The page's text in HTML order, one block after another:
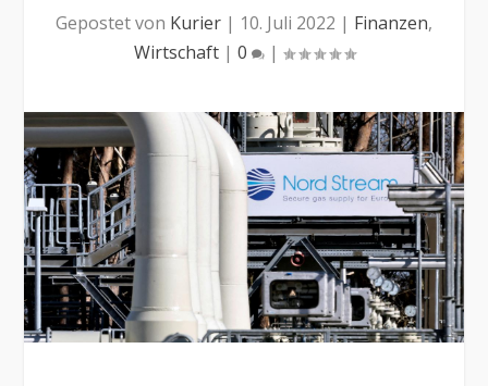
Gepostet von Kurier | 10. Juli 2022 | Finanzen,
Wirtschaft| 0 |